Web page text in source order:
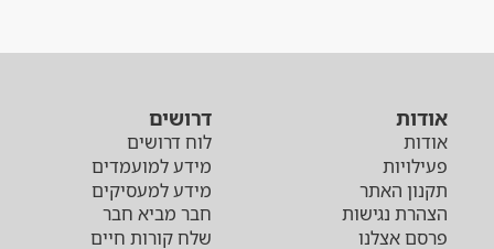
אודות
אודות
פעילויות
תקנון האתר
הצהרת נגישות
פרסם אצלנו
דרושים
לוח דרושים
מידע למועמדים
מידע למעסיקים
חבר מביא חבר
שלח קורות חיים